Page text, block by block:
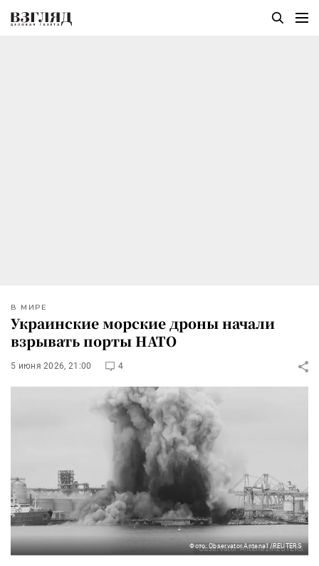
В МИРЕ
Украинские морские дроны начали
взрывать порты НАТО
5 июня 2026, 21:00 4
Фото: Observator Antena1/REUTERS